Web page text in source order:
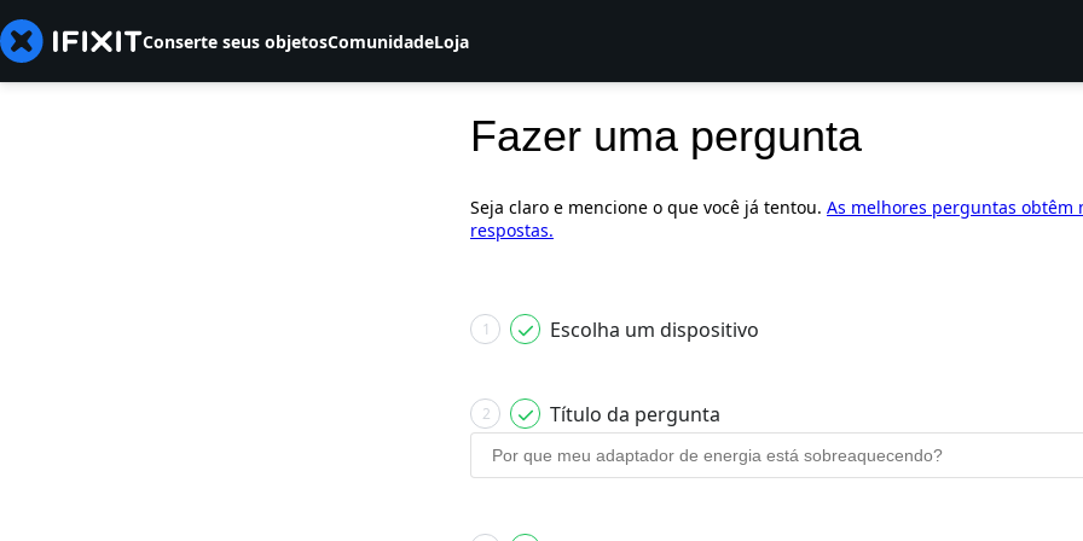
Conserte seus objetosComunidadeLoja
Fazer uma pergunta
Seja claro e mencione o que você já tentou. As melhores perguntas obtêm
respostas.
1 Escolha um dispositivo
2 Título da pergunta